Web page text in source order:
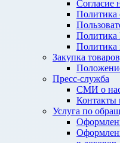
Согласие
Политика
Политика
Политика
Закупка
Пресс-служба
СМИ о
Контакты
Услуга по